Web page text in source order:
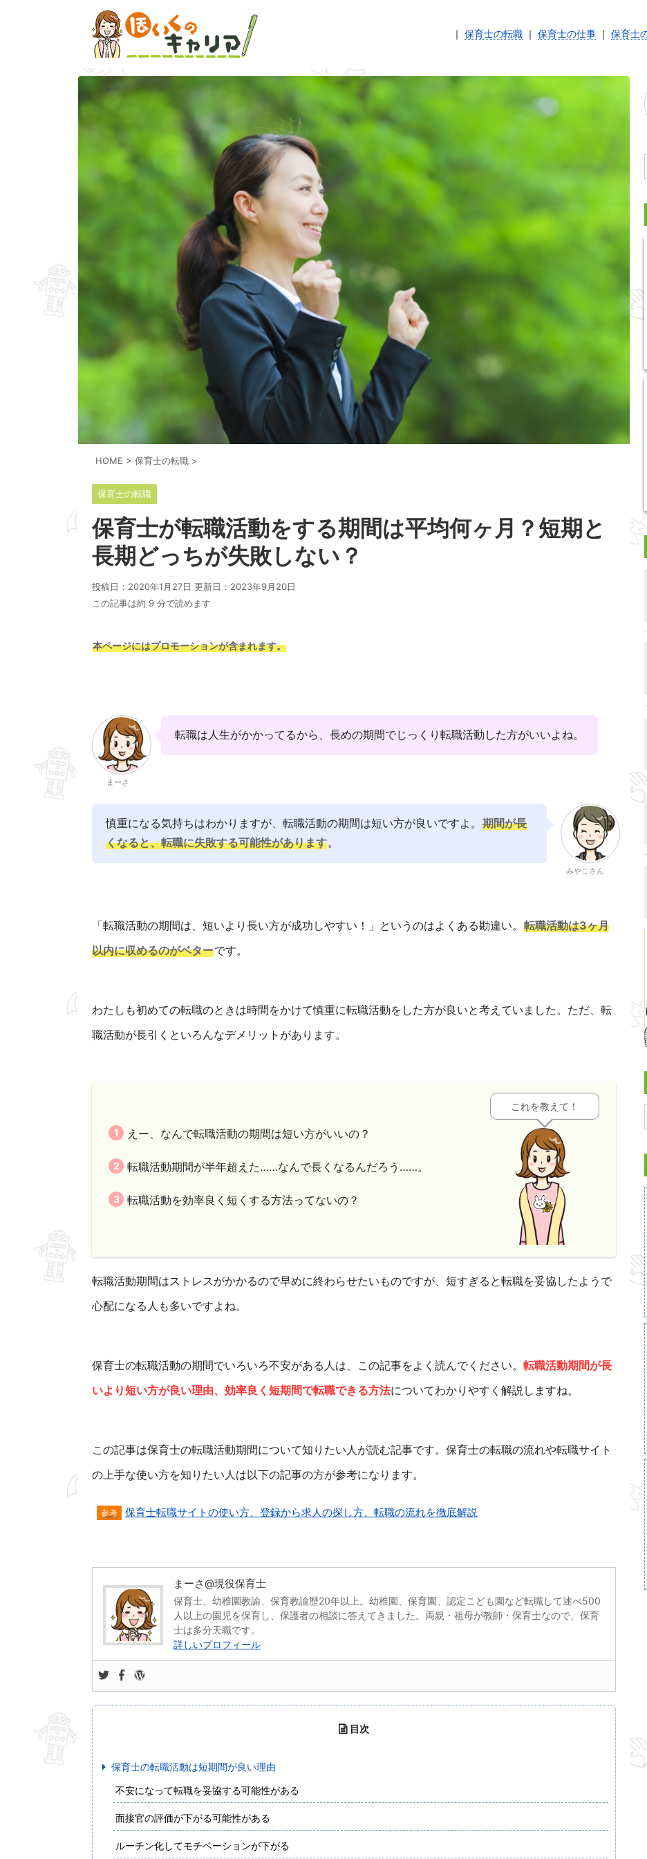
｜ 保育士の転職 ｜ 保育士の仕事 ｜ 保育士
HOME > 保育士の転職 >
保育士の転職
保育士が転職活動をする期間は平均何ヶ月？短期と
長期どっちが失敗しない？
投稿日：2020年1月27日 更新日： 2023年9月20日
この記事は約 9 分で読めます
本ページにはプロモーションが含まれます。
まーさ
転職は人生がかかってるから、長めの期間でじっくり転職活動した方がいいよね。
慎重になる気持ちはわかりますが、転職活動の期間は短い方が良いですよ。 期間が長
くなると、転職に失敗する可能性があります。
みやこさん
「転職活動の期間は、短いより長い方が成功しやすい！」というのはよくある勘違い。 転職活動は3ヶ月
以内に収めるのがベターです。
わたしも初めての転職のときは時間をかけて慎重に転職活動をした方が良いと考えていました。ただ、転
職活動が長引くといろんなデメリットがあります。
えー、なんで転職活動の期間は短い方がいいの？
転職活動期間が半年超えた……なんで長くなるんだろう……。
転職活動を効率良く短くする方法ってないの？
これを教えて！
転職活動期間はストレスがかかるので早めに終わらせたいものですが、短すぎると転職を妥協したようで
心配になる人も多いですよね。
保育士の転職活動の期間でいろいろ不安がある人は、この記事をよく読んでください。 転職活動期間が長
いより短い方が良い理由、効率良く短期間で転職できる方法についてわかりやすく解説しますね。
この記事は保育士の転職活動期間について知りたい人が読む記事です。保育士の転職の流れや転職サイト
の上手な使い方を知りたい人は以下の記事の方が参考になります。
保育士転職サイトの使い方、登録から求人の探し方、転職の流れを徹底解説
まーさ@現役保育士
保育士、幼稚園教諭、保育教諭歴20年以上。幼稚園、保育園、認定こども園など転職して述べ500
人以上の園児を保育し、保護者の相談に答えてきました。両親・祖母が教師・保育士なので、保育
士は多分天職です。
詳しいプロフィール
目次
保育士の転職活動は短期間が良い理由
不安になって転職を妥協する可能性がある
面接官の評価が下がる可能性がある
ルーチン化してモチベーションが下がる